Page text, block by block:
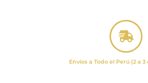
Envíos a Todo el Perú (2 a